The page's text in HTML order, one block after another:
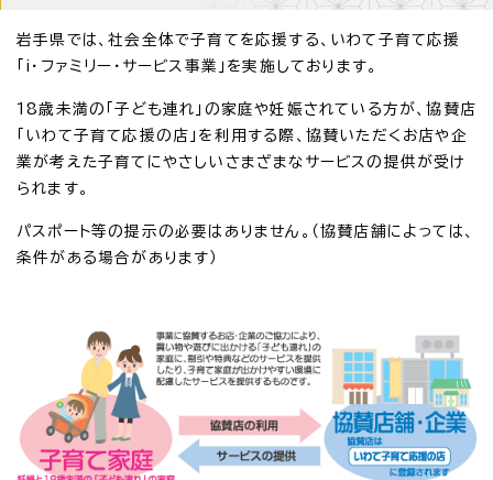
岩手県では、社会全体で子育てを応援する、いわて子育て応援
「i・ファミリー・サービス事業」を実施しております。
18歳未満の「子ども連れ」の家庭や妊娠されている方が、協賛店
「いわて子育て応援の店」を利用する際、協賛いただくお店や企
業が考えた子育てにやさしいさまざまなサービスの提供が受け
られます。
パスポート等の提示の必要はありません。（協賛店舗によっては、
条件がある場合があります）